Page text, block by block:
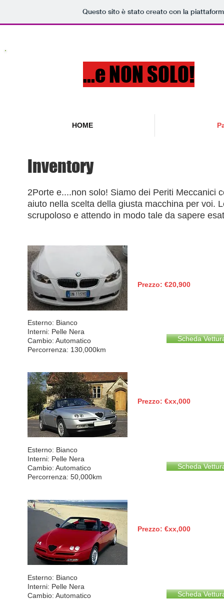
Questo sito è stato creato con la
...e NON SOLO!
HOME
2Porte e....non solo! Siamo dei Periti Meccanici
aiuto nella scelta della giusta macchina per voi.
scrupoloso e attendo in modo tale da sapere
Inventory
Prezzo: €20,900
Esterno: Bianco
Interni: Pelle Nera
Cambio: Automatico
Percorrenza: 130,000km
Scheda
Prezzo: €xx,000
Esterno: Bianco
Interni: Pelle Nera
Cambio: Automatico
Percorrenza: 50,000km
Scheda
Prezzo: €xx,000
Esterno: Bianco
Interni: Pelle Nera
Cambio: Automatico
Scheda